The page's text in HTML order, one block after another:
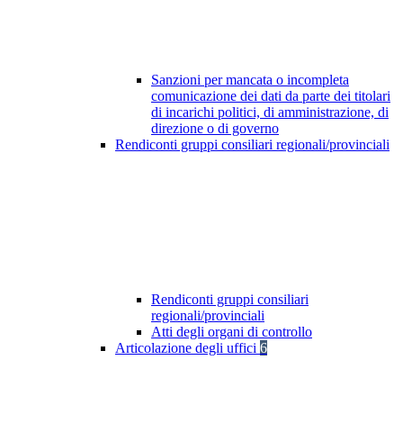
Sanzioni per mancata o incompleta
comunicazione dei dati da parte dei titolari
di incarichi politici, di amministrazione, di
direzione o di governo
Rendiconti gruppi consiliari regionali/provinciali
Rendiconti gruppi consiliari
regionali/provinciali
Atti degli organi di controllo
Articolazione degli uffici 6